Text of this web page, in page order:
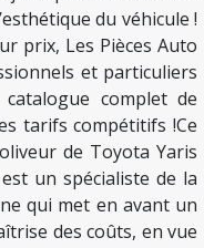
du véhicule !
prix, Les Pièces Auto
et particuliers
complet de
tarifs compétitifs !Ce
de Toyota Yaris
un spécialiste de la
qui met en avant un
des coûts, en vue